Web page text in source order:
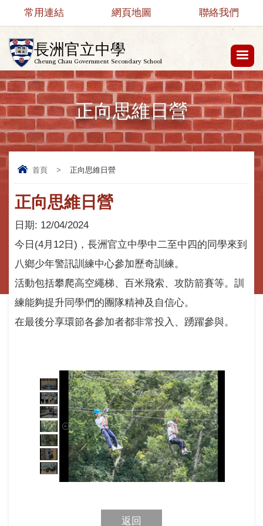
長洲官立中學
Cheung Chau Government Secondary School
常用連結 網頁地圖 聯絡我們
正向思維日營
首頁 > 正向思維日營
正向思維日營
日期: 12/04/2024
今日(4月12日)，長洲官立中學中二至中四的同學來到
八鄉少年警訊訓練中心參加歷奇訓練。
活動包括攀爬高空繩梯、百米飛索、攻防箭賽等。訓
練能夠提升同學們的團隊精神及自信心。
在最後分享環節各參加者都非常投入、踴躍參與。
返回